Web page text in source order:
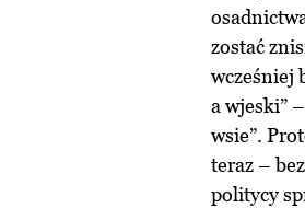
zostać
wcześniej
a wjeski”
wsie”.
teraz –
politycy